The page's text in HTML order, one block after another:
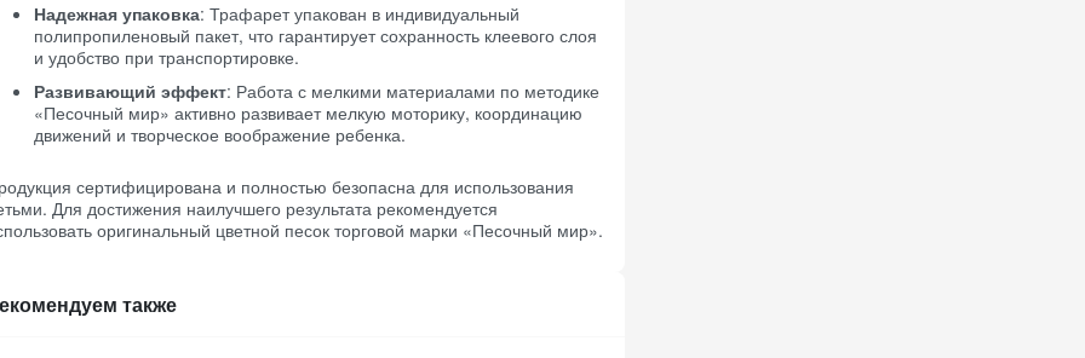
Надежная упаковка: Трафарет упакован в индивидуальный
полипропиленовый пакет, что гарантирует сохранность клеевого слоя
и удобство при транспортировке.
Развивающий эффект: Работа с мелкими материалами по методике
«Песочный мир» активно развивает мелкую моторику, координацию
движений и творческое воображение ребенка.
сертифицирована и полностью безопасна для использования
Для достижения наилучшего результата рекомендуется
оригинальный цветной песок торговой марки «Песочный мир».
также